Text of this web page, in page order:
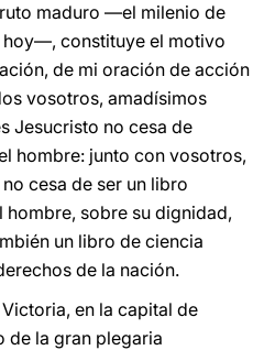
maduro —el milenio de
hoy—, constituye el motivo
de mi oración de acción
vosotros, amadísimos
Jesucristo no cesa de
hombre: junto con vosotros,
cesa de ser un libro
sobre su dignidad,
un libro de ciencia
de la nación.
en la capital de
de la gran plegaria